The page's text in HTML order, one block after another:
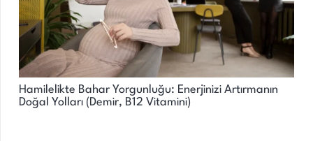
Hamilelikte Bahar Yorgunluğu: Enerjinizi Artırmanın
Doğal Yolları (Demir, B12 Vitamini)